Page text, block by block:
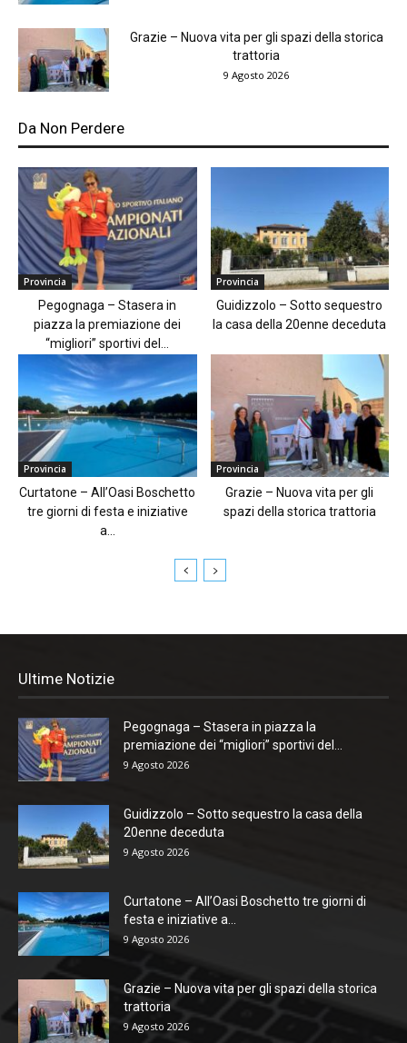
Grazie – Nuova vita per gli spazi della storica
trattoria
9 Agosto 2026
Da Non Perdere
Provincia
Pegognaga – Stasera in
piazza la premiazione dei
“migliori” sportivi del...
Provincia
Guidizzolo – Sotto sequestro
la casa della 20enne deceduta
Provincia
Curtatone – All’Oasi Boschetto
tre giorni di festa e iniziative
a...
Provincia
Grazie – Nuova vita per gli
spazi della storica trattoria
Ultime Notizie
Pegognaga – Stasera in piazza la
premiazione dei “migliori” sportivi del...
9 Agosto 2026
Guidizzolo – Sotto sequestro la casa della
20enne deceduta
9 Agosto 2026
Curtatone – All’Oasi Boschetto tre giorni di
festa e iniziative a...
9 Agosto 2026
Grazie – Nuova vita per gli spazi della storica
trattoria
9 Agosto 2026